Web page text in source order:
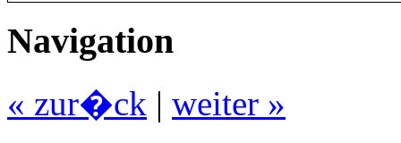
Navigation
« zur�ck | weiter »